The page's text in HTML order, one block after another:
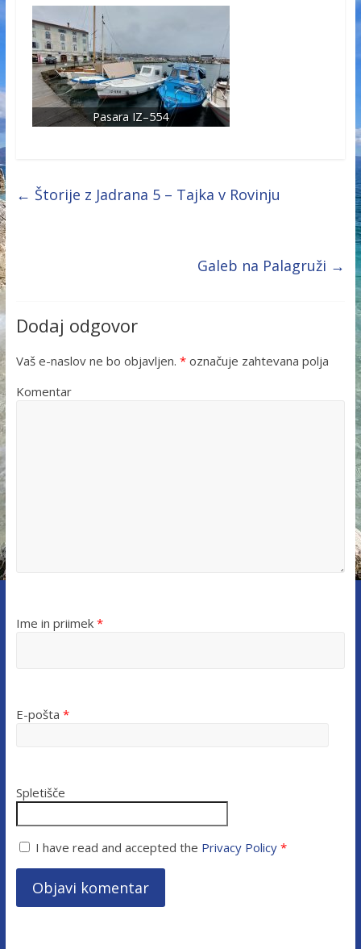
Pasara IZ–554
← Štorije z Jadrana 5 – Tajka v Rovinju
Galeb na Palagruži →
Dodaj odgovor
Vaš e-naslov ne bo objavljen. *označuje zahtevana polja
Komentar
Ime in priimek *
E-pošta *
Spletišče
I have read and accepted the Privacy Policy*